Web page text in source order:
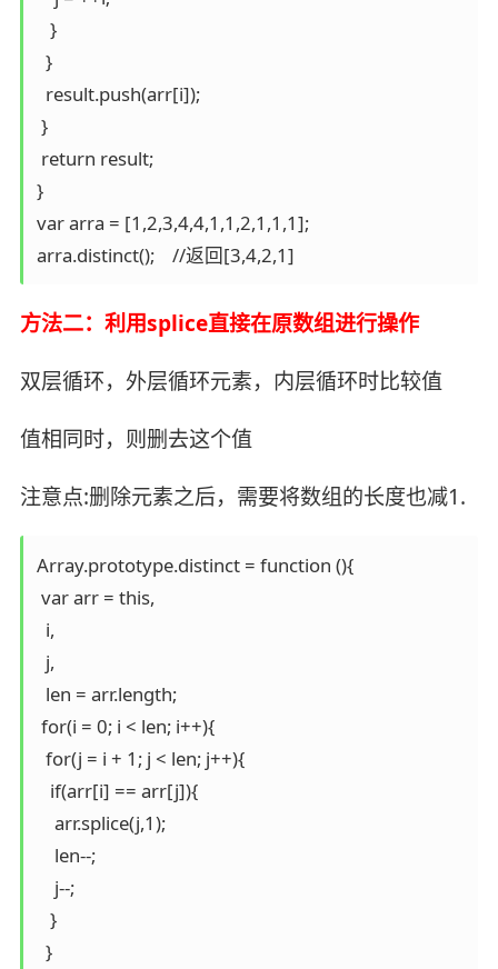
   }
  }
  result.push(arr[i]);
}
return result;
}
var arra = [1,2,3,4,4,1,1,2,1,1,1];
arra.distinct();    //返回[3,4,2,1]
方法二：利用splice直接在原数组进行操作
双层循环，外层循环元素，内层循环时比较值
值相同时，则删去这个值
注意点:删除元素之后，需要将数组的长度也减1.
Array.prototype.distinct = function (){
var arr = this,
  i,
  j,
  len = arr.length;
for(i = 0; i < len; i++){
  for(j = i + 1; j < len; j++){
   if(arr[i] == arr[j]){
    arr.splice(j,1);
    len--;
    j--;
   }
  }